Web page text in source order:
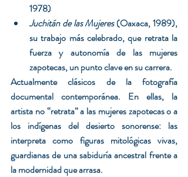
1978)
Juchitán de las Mujeres (Oaxaca, 1989),
su trabajo más celebrado, que retrata la
fuerza y autonomía de las mujeres
zapotecas, un punto clave en su carrera.
Actualmente clásicos de la fotografía
documental contemporánea. En ellas, la
artista no “retrata” a las mujeres zapotecas o a
los indígenas del desierto sonorense: las
interpreta como figuras mitológicas vivas,
guardianas de una sabiduría ancestral frente a
la modernidad que arrasa.